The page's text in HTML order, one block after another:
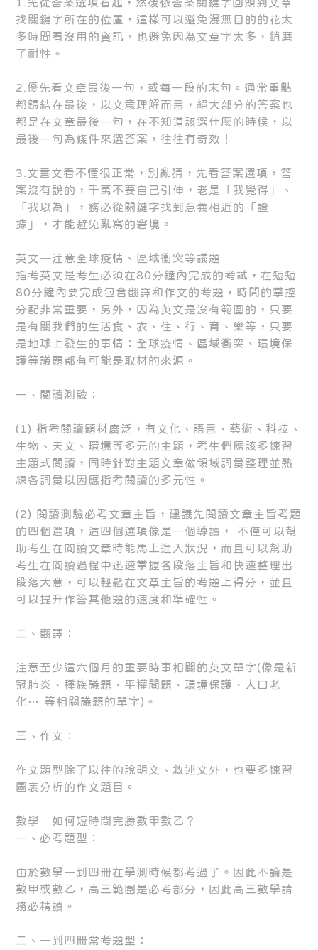
找關鍵字所在的位置，這樣可以避免漫無目的的花太
多時間看沒用的資訊，也避免因為文章字太多，銷磨
了耐性。
2.優先看文章最後一句，或每一段的末句。通常重點
都歸結在最後，以文意理解而言，絕大部分的答案也
都是在文章最後一句，在不知道該選什麼的時候，以
最後一句為條件來選答案，往往有奇效！
3.文言文看不懂很正常，別亂猜，先看答案選項，答
案沒有說的，千萬不要自己引伸，老是「我覺得」、
「我以為」，務必從關鍵字找到意義相近的「證
據」，才能避免亂寫的窘境。
英文─注意全球疫情、區域衝突等議題
指考英文是考生必須在80分鐘內完成的考試，在短短
80分鐘內要完成包含翻譯和作文的考題，時間的掌控
分配非常重要，另外，因為英文是沒有範圍的，只要
是有關我們的生活食、衣、住、行、育、樂等，只要
是地球上發生的事情：全球疫情、區域衝突、環境保
護等議題都有可能是取材的來源。
一、閱讀測驗：
(1) 指考閱讀題材廣泛，有文化、語言、藝術、科技、
生物、天文、環境等多元的主題，考生們應該多練習
主題式閱讀，同時針對主題文章做領域詞彙整理並熟
練各詞彙以因應指考閱讀的多元性。
(2) 閱讀測驗必考文章主旨，建議先閱讀文章主旨考題
的四個選項，這四個選項像是一個導讀， 不僅可以幫
助考生在閱讀文章時能馬上進入狀況，而且可以幫助
考生在閱讀過程中迅速掌握各段落主旨和快速整理出
段落大意，可以輕鬆在文章主旨的考題上得分，並且
可以提升作答其他題的速度和準確性。
二、翻譯：
注意至少這六個月的重要時事相關的英文單字(像是新
冠肺炎、種族議題、平權問題、環境保護、人口老
化… 等相關議題的單字)。
三、作文：
作文題型除了以往的說明文、敘述文外，也要多練習
圖表分析的作文題目。
數學─如何短時間完勝數甲數乙？
一、必考題型：
由於數學一到四冊在學測時候都考過了。因此不論是
數甲或數乙，高三範圍是必考部分，因此高三數學請
務必精讀。
二、一到四冊常考題型：